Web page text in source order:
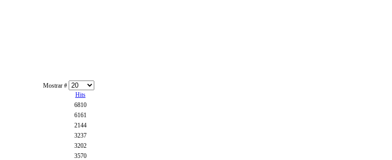
Mostrar #
Hits
6810
6161
2144
3237
3202
3570